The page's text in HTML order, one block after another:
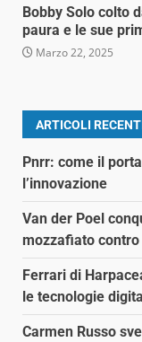
Bobby Solo colto
paura e le sue
Marzo 22, 2025
ARTICOLI
Pnrr: come il
l’innovazione
Van der Poel
mozzafiato contro
Ferrari di
le tecnologie
Carmen Russo